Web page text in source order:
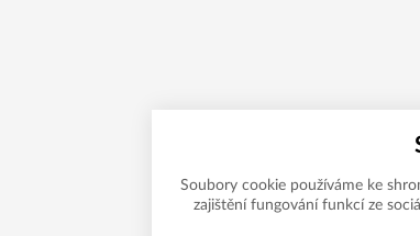
Soubory cookie používáme ke
zajištění fungování funkcí ze